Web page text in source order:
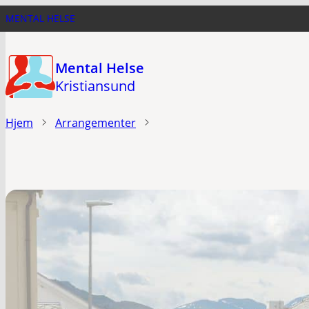
Hopp
til
hovedinnhold
MENTAL HELSE
Mental Helse
Kristiansund
Hjem Arrangementer